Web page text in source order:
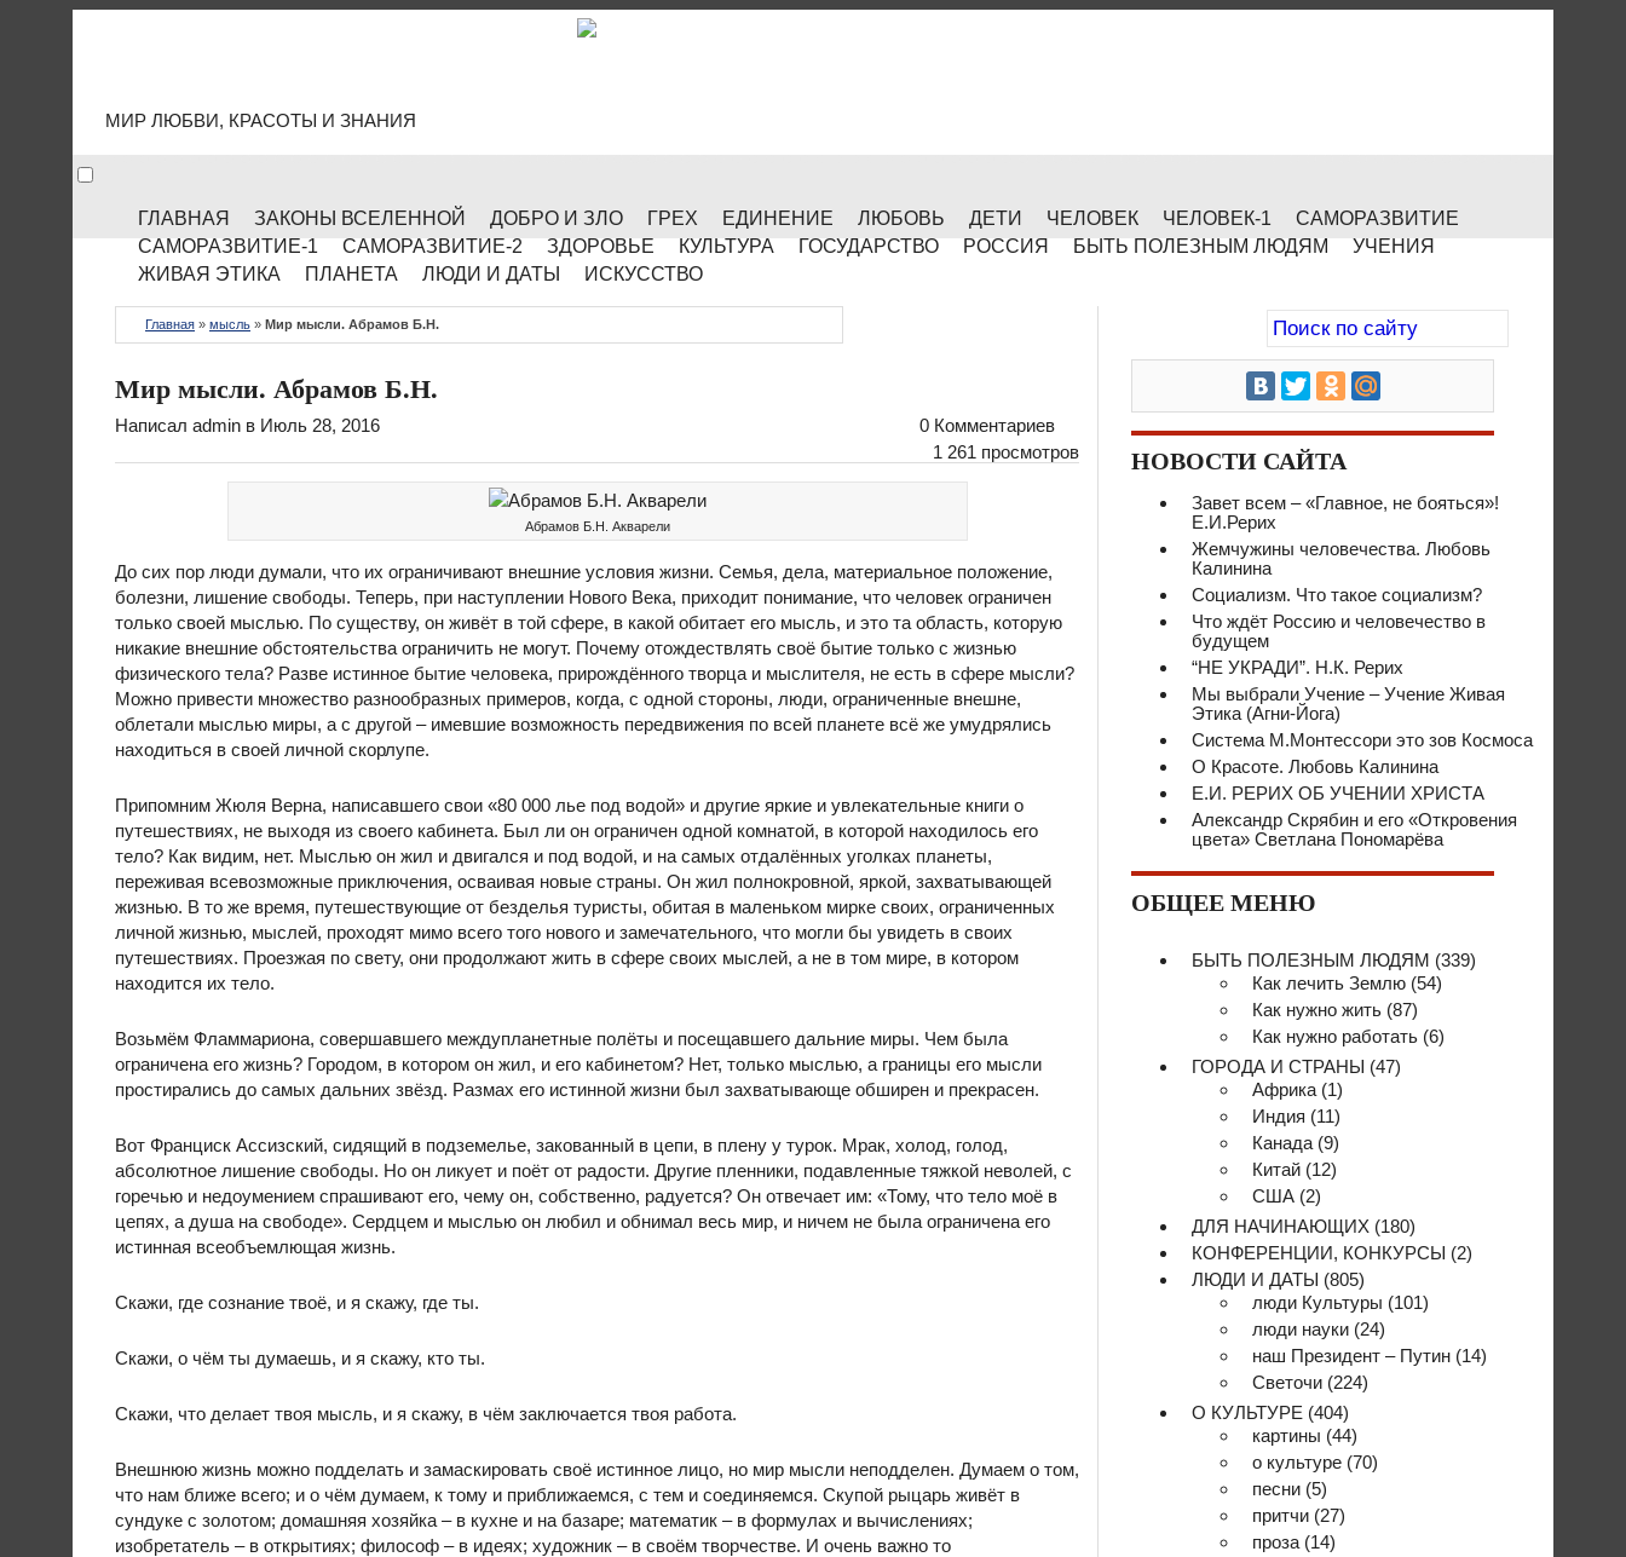
МИР ЛЮБВИ, КРАСОТЫ И ЗНАНИЯ
ГЛАВНАЯ ЗАКОНЫ ВСЕЛЕННОЙ ДОБРО И ЗЛО ГРЕХ ЕДИНЕНИЕ ЛЮБОВЬ ДЕТИ ЧЕЛОВЕК ЧЕЛОВЕК-1
САМОРАЗВИТИЕ
САМОРАЗВИТИЕ-1
САМОРАЗВИТИЕ-2 ЗДОРОВЬЕ КУЛЬТУРА ГОСУДАРСТВО РОССИЯ БЫТЬ ПОЛЕЗНЫМ ЛЮДЯМ
УЧЕНИЯ
ЖИВАЯ ЭТИКА
ПЛАНЕТА ЛЮДИ И ДАТЫ ИСКУССТВО
Главная » мысль » Мир мысли. Абрамов Б.Н.
Мир мысли. Абрамов Б.Н.
Написал admin в Июль 28, 2016
0 Комментариев
1 261 просмотров
Абрамов Б.Н. Акварели
До сих пор люди думали, что их ограничивают внешние условия жизни. Семья, дела, материальное положение,
болезни, лишение свободы. Теперь, при наступлении Нового Века, приходит понимание, что человек ограничен
только своей мыслью. По существу, он живёт в той сфере, в какой обитает его мысль, и это та область, которую
никакие внешние обстоятельства ограничить не могут. Почему отождествлять своё бытие только с жизнью
физического тела? Разве истинное бытие человека, прирождённого творца и мыслителя, не есть в сфере мысли?
Можно привести множество разнообразных примеров, когда, с одной стороны, люди, ограниченные внешне,
облетали мыслью миры, а с другой – имевшие возможность передвижения по всей планете всё же умудрялись
находиться в своей личной скорлупе.
Припомним Жюля Верна, написавшего свои «80 000 лье под водой» и другие яркие и увлекательные книги о
путешествиях, не выходя из своего кабинета. Был ли он ограничен одной комнатой, в которой находилось его
тело? Как видим, нет. Мыслью он жил и двигался и под водой, и на самых отдалённых уголках планеты,
переживая всевозможные приключения, осваивая новые страны. Он жил полнокровной, яркой, захватывающей
жизнью. В то же время, путешествующие от безделья туристы, обитая в маленьком мирке своих, ограниченных
личной жизнью, мыслей, проходят мимо всего того нового и замечательного, что могли бы увидеть в своих
путешествиях. Проезжая по свету, они продолжают жить в сфере своих мыслей, а не в том мире, в котором
находится их тело.
Возьмём Фламмариона, совершавшего междупланетные полёты и посещавшего дальние миры. Чем была
ограничена его жизнь? Городом, в котором он жил, и его кабинетом? Нет, только мыслью, а границы его мысли
простирались до самых дальних звёзд. Размах его истинной жизни был захватывающе обширен и прекрасен.
Вот Франциск Ассизский, сидящий в подземелье, закованный в цепи, в плену у турок. Мрак, холод, голод,
абсолютное лишение свободы. Но он ликует и поёт от радости. Другие пленники, подавленные тяжкой неволей, с
горечью и недоумением спрашивают его, чему он, собственно, радуется? Он отвечает им: «Тому, что тело моё в
цепях, а душа на свободе». Сердцем и мыслью он любил и обнимал весь мир, и ничем не была ограничена его
истинная всеобъемлющая жизнь.
Скажи, где сознание твоё, и я скажу, где ты.
Скажи, о чём ты думаешь, и я скажу, кто ты.
Скажи, что делает твоя мысль, и я скажу, в чём заключается твоя работа.
Внешнюю жизнь можно подделать и замаскировать своё истинное лицо, но мир мысли неподделен. Думаем о том,
что нам ближе всего; и о чём думаем, к тому и приближаемся, с тем и соединяемся. Скупой рыцарь живёт в
сундуке с золотом; домашняя хозяйка – в кухне и на базаре; математик – в формулах и вычислениях;
изобретатель – в открытиях; философ – в идеях; художник – в своём творчестве. И очень важно то
НОВОСТИ САЙТА
Завет всем – «Главное, не бояться»!
Е.И.Рерих
Жемчужины человечества. Любовь
Калинина
Социализм. Что такое социализм?
Что ждёт Россию и человечество в
будущем
“НЕ УКРАДИ”. Н.К. Рерих
Мы выбрали Учение – Учение Живая
Этика (Агни-Йога)
Система М.Монтессори это зов Космоса
О Красоте. Любовь Калинина
Е.И. РЕРИХ ОБ УЧЕНИИ ХРИСТА
Александр Скрябин и его «Откровения
цвета» Светлана Пономарёва
ОБЩЕЕ МЕНЮ
БЫТЬ ПОЛЕЗНЫМ ЛЮДЯМ (339)
Как лечить Землю (54)
Как нужно жить (87)
Как нужно работать (6)
ГОРОДА И СТРАНЫ (47)
Африка (1)
Индия (11)
Канада (9)
Китай (12)
США (2)
ДЛЯ НАЧИНАЮЩИХ (180)
КОНФЕРЕНЦИИ, КОНКУРСЫ (2)
ЛЮДИ И ДАТЫ (805)
люди Культуры (101)
люди науки (24)
наш Президент – Путин (14)
Светочи (224)
О КУЛЬТУРЕ (404)
картины (44)
о культуре (70)
песни (5)
притчи (27)
проза (14)